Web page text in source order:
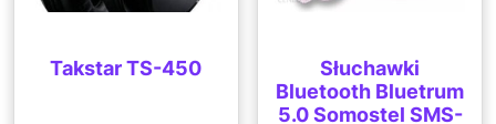
Takstar TS-450
Słuchawki
Bluetooth Bluetrum
5.0 Somostel SMS-